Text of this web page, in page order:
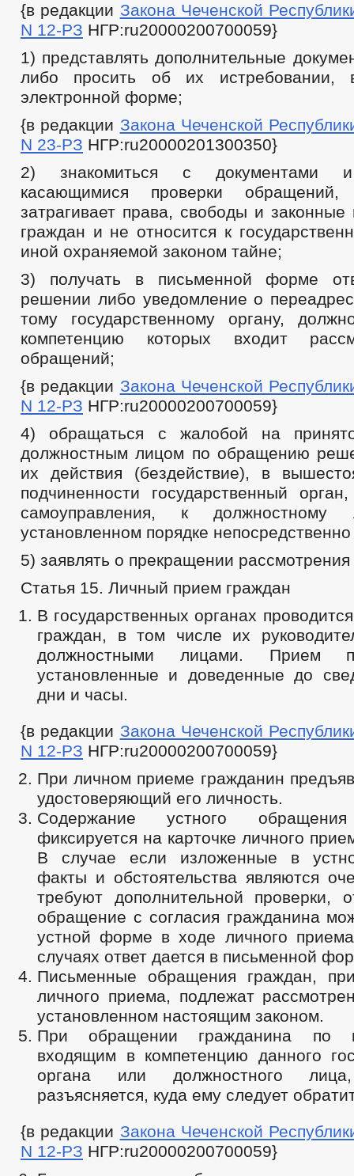
{в редакции Закона Чеченской
N 12-РЗ НГР:ru20000200700059}
1) представлять дополнительные
либо просить об их
электронной форме;
{в редакции Закона Чеченской
N 23-РЗ НГР:ru20000201300350}
2) знакомиться с документами и
касающимися проверки
затрагивает права, свободы и законные
граждан и не относится к
иной охраняемой законом тайне;
3) получать в письменной форме
решении либо уведомление о
тому государственному органу,
компетенцию которых входит
обращений;
{в редакции Закона Чеченской
N 12-РЗ НГР:ru20000200700059}
4) обращаться с жалобой на
должностным лицом по обращению
их действия (бездействие), в
подчиненности государственный
самоуправления, к
установленном порядке непосредственно
5) заявлять о прекращении
Статья 15. Личный прием граждан
В государственных органах
граждан, в том числе их
должностными лицами. Прием
установленные и доведенные до
дни и часы.
{в редакции Закона Чеченской
N 12-РЗ НГР:ru20000200700059}
При личном приеме гражданин
удостоверяющий его личность.
Содержание устного
фиксируется на карточке личного
В случае если изложенные в
факты и обстоятельства являются
требуют дополнительной проверки,
обращение с согласия гражданина
устной форме в ходе личного
случаях ответ дается в письменной
Письменные обращения граждан,
личного приема, подлежат
установленном настоящим законом.
При обращении гражданина по
входящим в компетенцию данного
органа или должностного
разъясняется, куда ему следует
{в редакции Закона Чеченской
N 12-РЗ НГР:ru20000200700059}